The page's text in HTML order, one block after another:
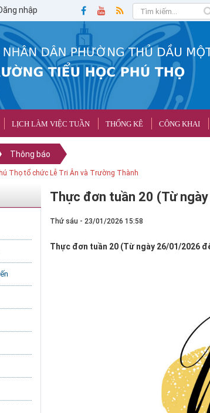
nhập
LỊCH LÀM VIỆC TUẦN THỐNG KÊ CÔNG KHAI
Thông báo
SỨC KHỎE TOÀN DÂN NĂM 2026
Thực đơn tuần 20 (Từ
Thứ sáu - 23/01/2026 15:58
Thực đơn tuần 20 (Từ ngày 26/01/2026